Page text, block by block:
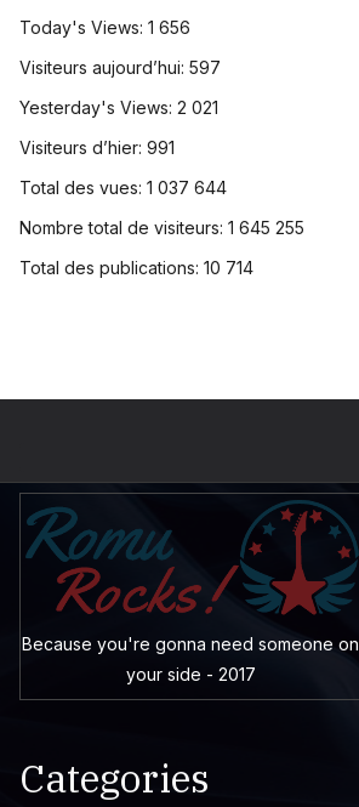
Today's Views: 1 656
Visiteurs aujourd’hui: 597
Yesterday's Views: 2 021
Visiteurs d’hier: 991
Total des vues: 1 037 644
Nombre total de visiteurs: 1 645 255
Total des publications: 10 714
Because you're gonna need someone on
your side - 2017
Categories